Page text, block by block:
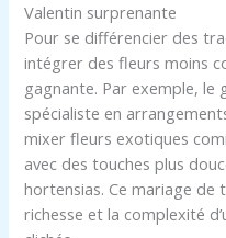
Valentin surprenante
Pour se différencier des
intégrer des fleurs moins
gagnante. Par exemple, le
spécialiste en
mixer fleurs exotiques
avec des touches plus
hortensias. Ce mariage
richesse et la complexité